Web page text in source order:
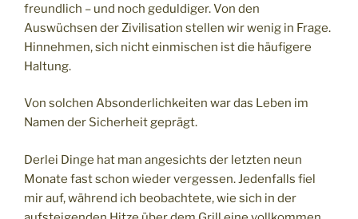
freundlich – und noch geduldiger. Von den
Auswüchsen der Zivilisation stellen wir wenig in Frage.
Hinnehmen, sich nicht einmischen ist die häufigere
Haltung.
Von solchen Absonderlichkeiten war das Leben im
Namen der Sicherheit geprägt.
Derlei Dinge hat man angesichts der letzten neun
Monate fast schon wieder vergessen. Jedenfalls fiel
mir auf, während ich beobachtete, wie sich in der